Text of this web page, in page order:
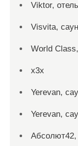
Viktor, отель
Visvita,
World
x3x
Yerevan,
Yerevan,
Абсолют42,